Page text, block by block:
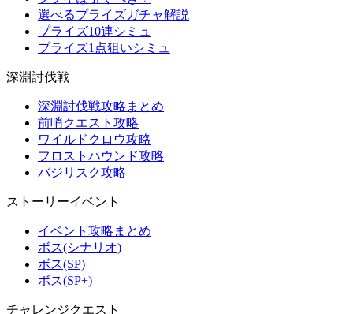
選べるプライズガチャ解説
プライズ10連シミュ
プライズ1点狙いシミュ
深淵討伐戦
深淵討伐戦攻略まとめ
前哨クエスト攻略
ワイルドクロウ攻略
フロストハウンド攻略
バジリスク攻略
ストーリーイベント
イベント攻略まとめ
ボス(シナリオ)
ボス(SP)
ボス(SP+)
チャレンジクエスト